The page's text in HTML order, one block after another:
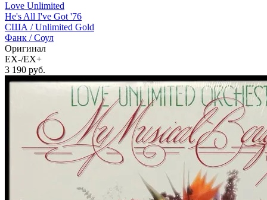
Love Unlimited
He's All I've Got '76
США /Unlimited Gold
Фанк / Соул
Оригинал
EX-/EX+
3 190 руб.